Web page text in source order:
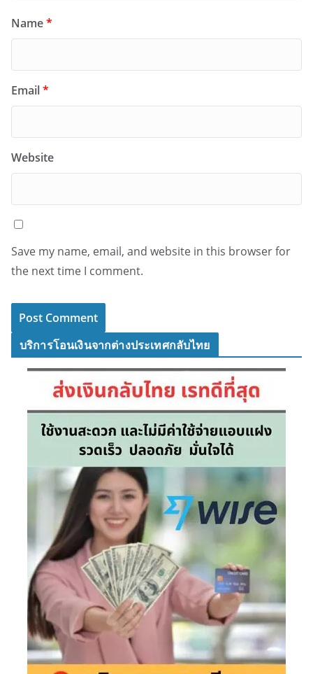
Name*
Email*
Website
Save my name, email, and website in this browser for
the next time I comment.
บริการโอนเงินจากต่างประเทศกลับไทย